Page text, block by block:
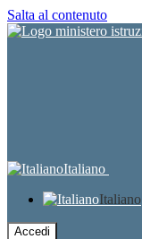
Salta al contenuto
Italiano
Italiano
Accedi